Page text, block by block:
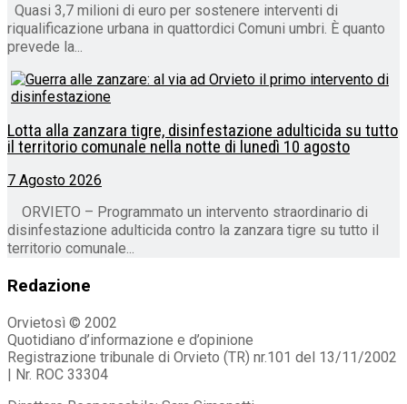
Quasi 3,7 milioni di euro per sostenere interventi di
riqualificazione urbana in quattordici Comuni umbri. È quanto
prevede la...
Lotta alla zanzara tigre, disinfestazione adulticida su tutto
il territorio comunale nella notte di lunedì 10 agosto
7 Agosto 2026
ORVIETO – Programmato un intervento straordinario di
disinfestazione adulticida contro la zanzara tigre su tutto il
territorio comunale...
Redazione
Orvietosì © 2002
Quotidiano d’informazione e d’opinione
Registrazione tribunale di Orvieto (TR) nr.101 del 13/11/2002
| Nr. ROC 33304